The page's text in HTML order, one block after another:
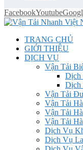
FacebookYoutube
TRANG CHỦ
GIỚI THIỆU
DỊCH VỤ
Vận Tải
Dịch
Dịch
Vận Tải
Vận Tải
Vận Tải
Vận Tải
Dịch Vụ
Dịch Vụ